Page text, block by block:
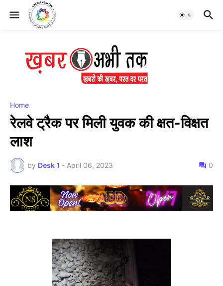
Home
रेलवे ट्रैक पर मिली युवक की क्षत-विक्षत
लाश
by Desk 1 - April 06, 2023 0